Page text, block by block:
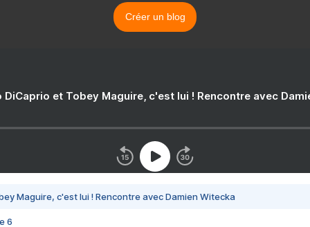
Créer un blog
DiCaprio et Tobey Maguire, c'est lui ! Rencontre avec
Maguire, c'est lui ! Rencontre avec Damien Witecka
6